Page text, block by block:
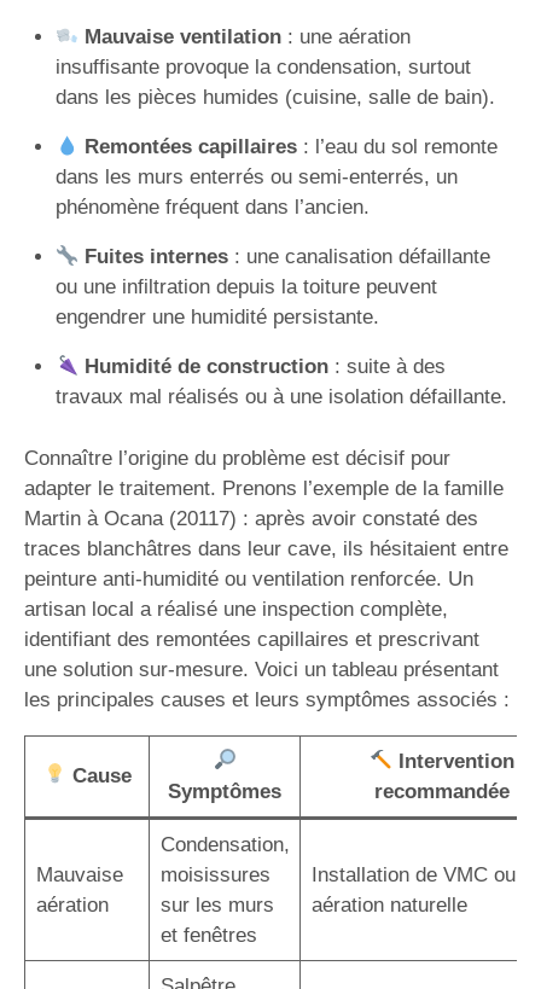
Mauvaise ventilation: une aération
insuffisante provoque la condensation, surtout
dans les pièces humides (cuisine, salle de bain).
Remontées capillaires: l’eau du sol remonte
dans les murs enterrés ou semi-enterrés, un
phénomène fréquent dans l’ancien.
Fuites internes: une canalisation défaillante
ou une infiltration depuis la toiture peuvent
engendrer une humidité persistante.
Humidité de construction: suite à des
travaux mal réalisés ou à une isolation défaillante.
Connaître l’origine du problème est décisif pour
adapter le traitement. Prenons l’exemple de la famille
Martin à Ocana (20117) : après avoir constaté des
traces blanchâtres dans leur cave, ils hésitaient entre
peinture anti-humidité ou ventilation renforcée. Un
artisan local a réalisé une inspection complète,
identifiant des remontées capillaires et prescrivant
une solution sur-mesure. Voici un tableau présentant
les principales causes et leurs symptômes associés :
Cause
Symptômes
Intervention
recommandée
Mauvaise
aération
Condensation,
moisissures
sur les murs
et fenêtres
Installation de VMC ou
aération naturelle